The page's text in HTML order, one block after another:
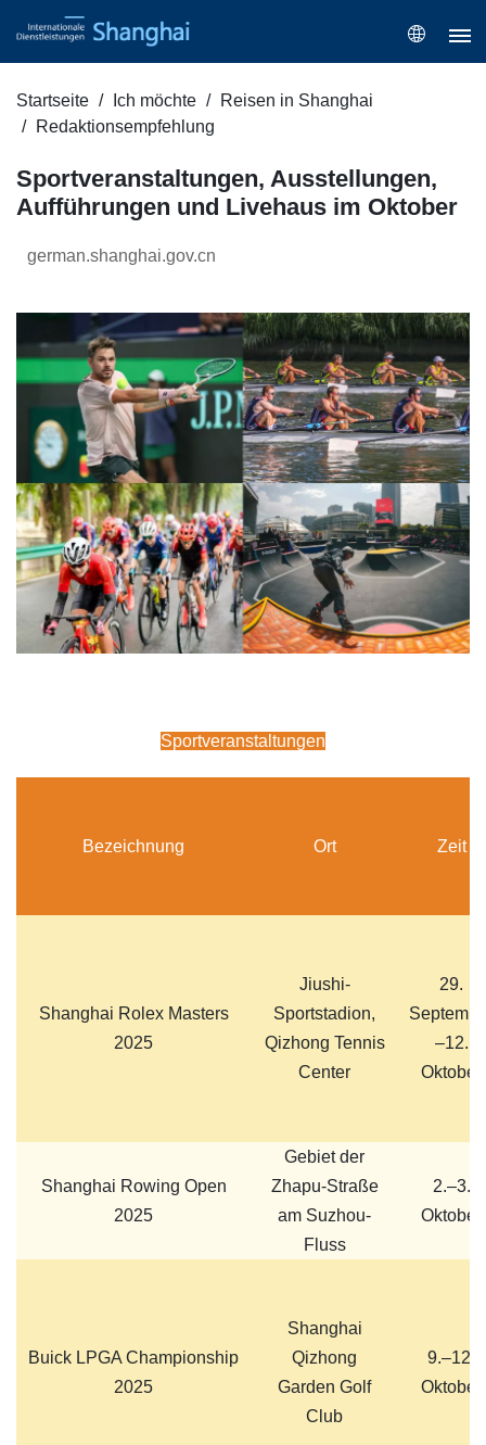
Startseite Ich möchte
Reisen in Shanghai
Redaktionsempfehlung
Sportveranstaltungen, Ausstellungen,
Aufführungen und Livehaus im Oktober
german.shanghai.gov.cn
Sportveranstaltungen
Bezeichnung Ort Zeit
Shanghai Rolex Masters
2025
Jiushi-
Sportstadion,
Qizhong Tennis
Center
29.
–12.
Oktober
Shanghai Rowing Open
2025
Gebiet der
Zhapu-Straße
am Suzhou-
Fluss
2.–3.
Oktober
Buick LPGA Championship
2025
Shanghai
Qizhong
Garden Golf
Club
9.–12.
Oktober